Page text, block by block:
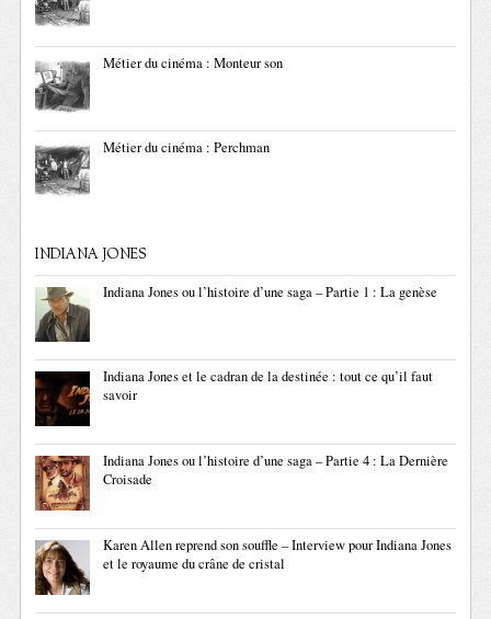
Métier du cinéma : Monteur son
Métier du cinéma : Perchman
INDIANA JONES
Indiana Jones ou l’histoire d’une saga – Partie 1 : La genèse
Indiana Jones et le cadran de la destinée : tout ce qu’il faut
savoir
Indiana Jones ou l’histoire d’une saga – Partie 4 : La Dernière
Croisade
Karen Allen reprend son souffle – Interview pour Indiana Jones
et le royaume du crâne de cristal